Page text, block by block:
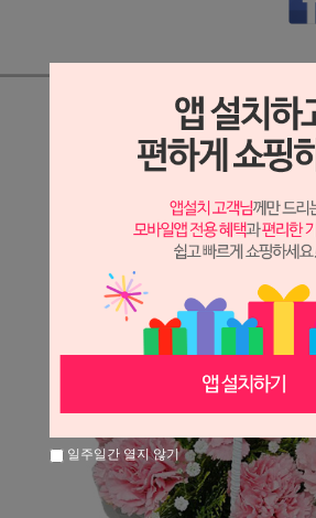
상세정보 새창 열기
상세 정보를 확대해 보
일주일간 열지 않기